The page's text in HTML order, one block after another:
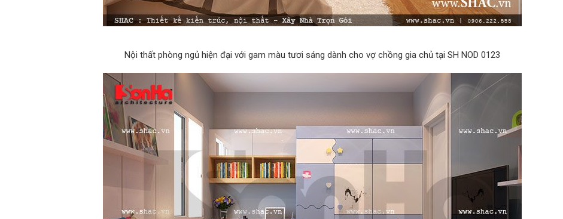
Nội thất phòng ngủ hiện đại với gam màu tươi sáng dành cho vợ chồng gia chủ tại SH NOD 0123